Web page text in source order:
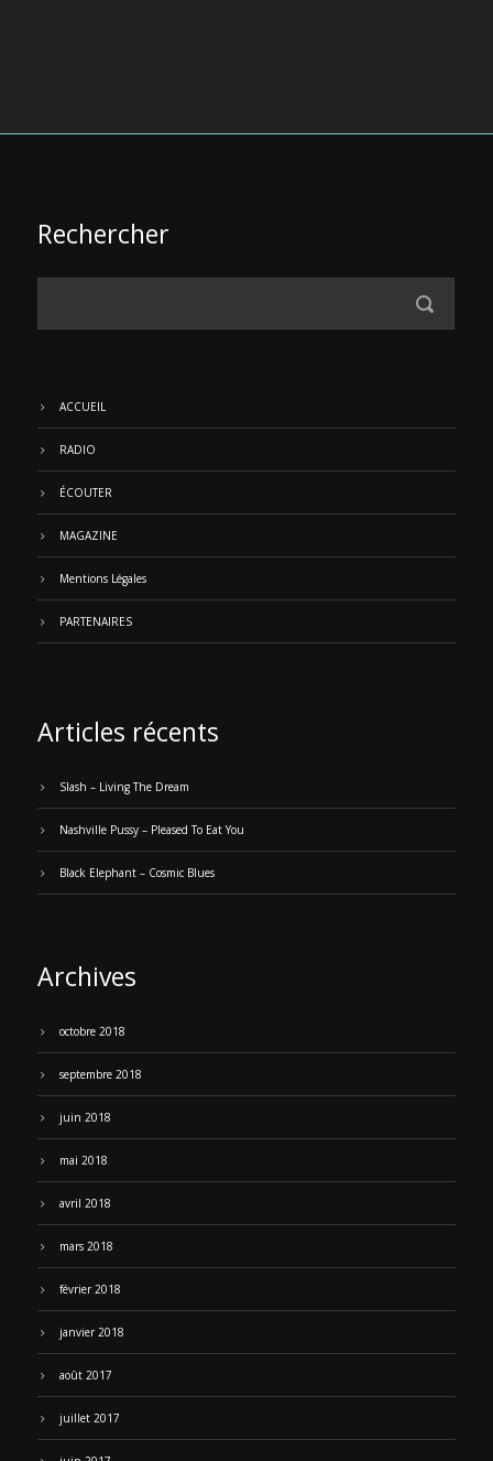
Rechercher
ACCUEIL
RADIO
ÉCOUTER
MAGAZINE
Mentions Légales
PARTENAIRES
Articles récents
Slash – Living The Dream
Nashville Pussy – Pleased To Eat You
Black Elephant – Cosmic Blues
Archives
octobre 2018
septembre 2018
juin 2018
mai 2018
avril 2018
mars 2018
février 2018
janvier 2018
août 2017
juillet 2017